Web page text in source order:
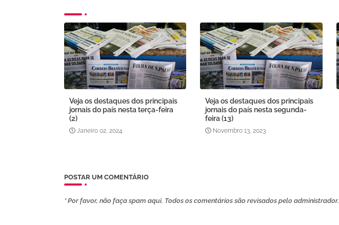
Veja os destaques dos principais
jornais do país nesta terça-feira
(2)
Janeiro 02, 2024
Veja os destaques dos principais
jornais do país nesta segunda-
feira (13)
Novembro 13, 2023
POSTAR UM COMENTÁRIO
* Por favor, não faça spam aqui. Todos os comentários são revisados ​​pelo administrador.